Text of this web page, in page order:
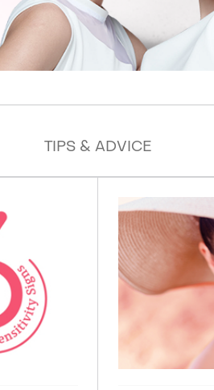
TIPS & ADVICE